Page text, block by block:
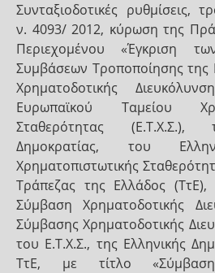
Συνταξιοδοτικές ρυθµίσεις,
ν. 4093/ 2012, κύρωση της
Περιεχοµένου «Έγκριση
Συµβάσεων Τροποποίησης της
Χρηµατοδοτικής
Ευρωπαϊκού Ταµείου
Σταθερότητας (Ε.Τ.Χ.Σ.),
Δηµοκρατίας, του
Χρηµατοπιστωτικής
Τράπεζας της Ελλάδος (ΤτΕ),
Σύµβαση Χρηµατοδοτικής
Σύµβασης Χρηµατοδοτικής
του Ε.Τ.Χ.Σ., της Ελληνικής
ΤτΕ, µε τίτλο «Σύµβαση